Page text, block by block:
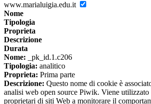
www.marialuigia.edu.it
Nome
Tipologia
Proprieta
Descrizione
Durata
Nome: _pk_id.1.c206
Tipologia: analitico
Proprieta: Prima parte
Descrizione: Questo nome di cookie è
analisi web open source Piwik. Viene utilizzato
proprietari di siti Web a monitorare il